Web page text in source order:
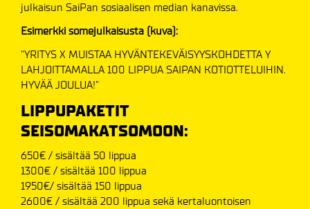
julkaisun SaiPan sosiaalisen median kanavissa.
Esimerkki somejulkaisusta (kuva):
”YRITYS X MUISTAA HYVÄNTEKEVÄISYYSKOHDETTA Y
LAHJOITTAMALLA 100 LIPPUA SAIPAN KOTIOTTELUIHIN.
HYVÄÄ JOULUA!”
LIPPUPAKETIT
SEISOMAKATSOMOON:
650€ / sisältää 50 lippua
1300€ / sisältää 100 lippua
1950€/ sisältää 150 lippua
2600€ / sisältää 200 lippua sekä kertaluontoisen